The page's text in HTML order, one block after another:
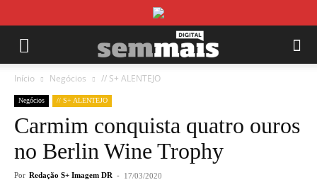
Início Negócios // S+ ALENTEJO
Negócios // S+ ALENTEJO
Carmim conquista quatro ouros
no Berlin Wine Trophy
Por Redação S+ Imagem DR - 17/03/2020